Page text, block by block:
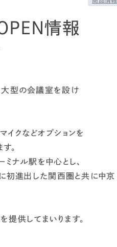
情報
大型の会議室を設け
イクなどオプションを
。
ナル駅を中心とし、
初進出した関西圏と共に中京
供してまいります。